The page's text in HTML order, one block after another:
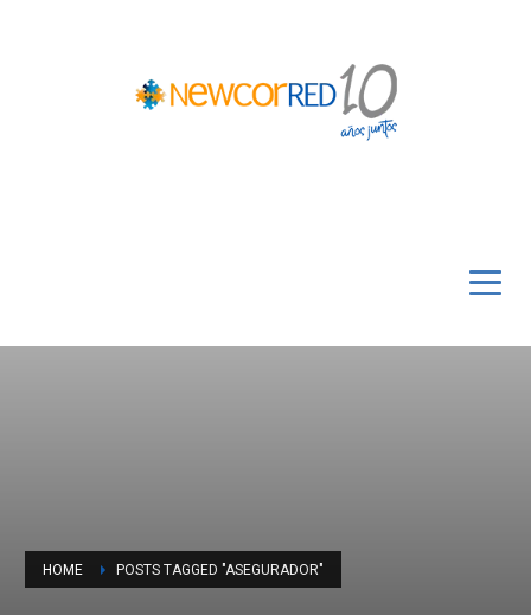
HOME POSTS TAGGED "ASEGURADOR"